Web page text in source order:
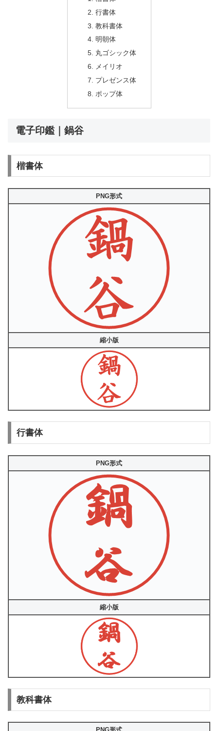
行書体
教科書体
明朝体
丸ゴシック体
メイリオ
プレゼンス体
ポップ体
電子印鑑｜鍋谷
楷書体
PNG形式
縮小版
行書体
PNG形式
縮小版
教科書体